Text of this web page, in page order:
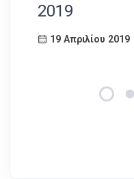
2019
19 Απριλίου 2019